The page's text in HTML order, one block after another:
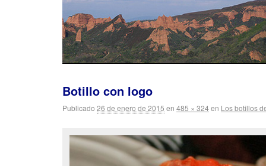
Botillo con logo
Publicado 26 de enero de 2015 en 485 × 324en Los botillos